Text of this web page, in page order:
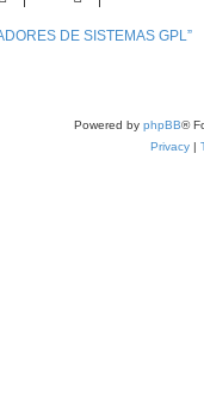
DE SISTEMAS GPL”
Powered by phpBB®
Privacy|